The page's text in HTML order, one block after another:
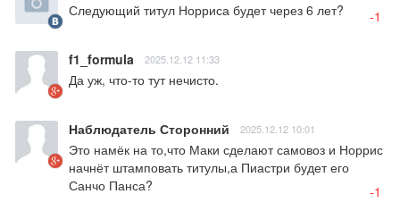
Следующий титул Норриса будет через 6 лет? -1
f1_formula 2025.12.12 11:33
Да уж, что-то тут нечисто.
Наблюдатель Сторонний 2025.12.12 10:01
Это намёк на то,что Маки сделают самовоз и Норрис
начнёт штамповать титулы,а Пиастри будет его
Санчо Панса?
-1